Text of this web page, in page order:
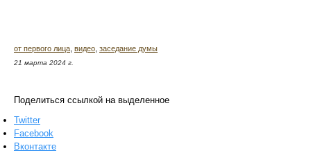
от первого лица видео заседание думы
21 марта 2024 г.
Поделиться ссылкой на выделенное
Twitter
Facebook
Вконтакте